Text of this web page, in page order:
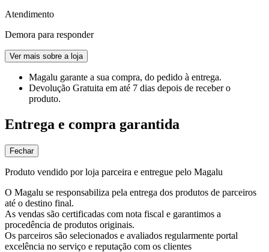
Atendimento
Demora para responder
Ver mais sobre a loja
Magalu garante a sua compra, do pedido à entrega.
Devolução Gratuita em até 7 dias depois de receber o
produto.
Entrega e compra garantida
Fechar
Produto vendido por loja parceira e entregue pelo Magalu
O Magalu se responsabiliza pela entrega dos produtos de parceiros
até o destino final.
As vendas são certificadas com nota fiscal e garantimos a
procedência de produtos originais.
Os parceiros são selecionados e avaliados regularmente portal
excelência no serviço e reputação com os clientes